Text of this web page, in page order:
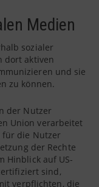
Medien
sozialer
dort aktiven
und sie
zu können.
der Nutzer
Union verarbeitet
für die Nutzer
der Rechte
Hinblick auf US-
sind,
verpflichten, die